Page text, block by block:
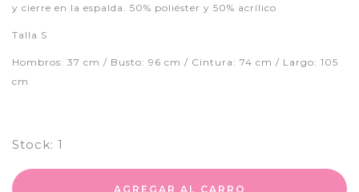
y cierre en la espalda. 50% poliéster y 50% acrílico
Talla S
Hombros: 37 cm / Busto: 96 cm / Cintura: 74 cm / Largo: 105
cm
Stock: 1
AGREGAR AL CARRO